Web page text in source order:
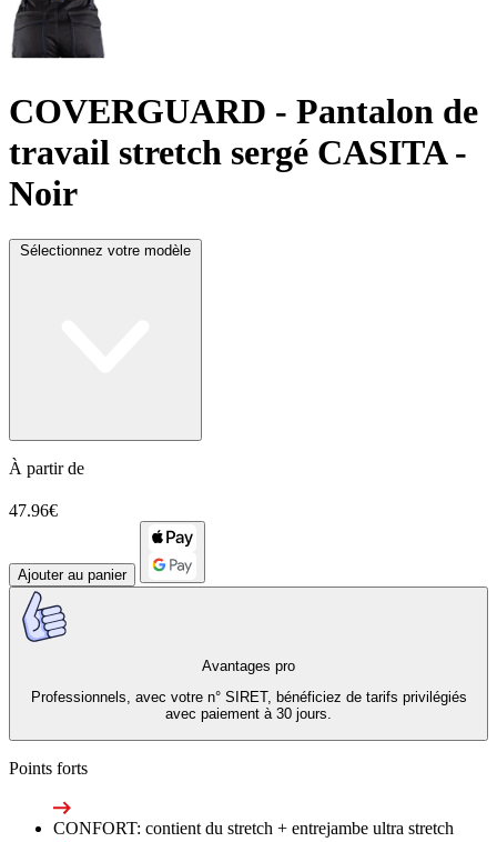
COVERGUARD - Pantalon de
travail stretch sergé CASITA -
Noir
Sélectionnez votre modèle
À partir de
47.96€
Ajouter au panier
Avantages pro
Professionnels, avec votre n° SIRET, bénéficiez de tarifs privilégiés
avec paiement à 30 jours.
Points forts
CONFORT: contient du stretch + entrejambe ultra stretch